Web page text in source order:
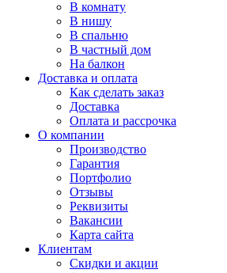
В комнату
В нишу
В спальню
В частный дом
На балкон
Доставка и оплата
Как сделать заказ
Доставка
Оплата и рассрочка
О компании
Производство
Гарантия
Портфолио
Отзывы
Реквизиты
Вакансии
Карта сайта
Клиентам
Скидки и акции